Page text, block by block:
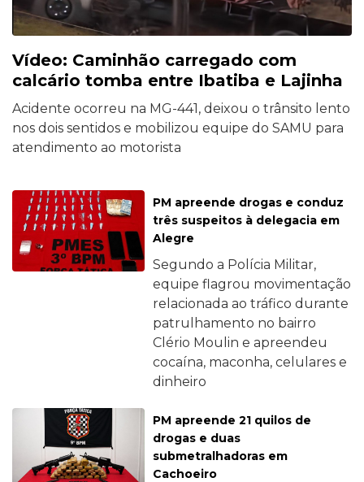
Vídeo: Caminhão carregado com
calcário tomba entre Ibatiba e Lajinha
Acidente ocorreu na MG-441, deixou o trânsito lento
nos dois sentidos e mobilizou equipe do SAMU para
atendimento ao motorista
PM apreende drogas e conduz
três suspeitos à delegacia em
Alegre
Segundo a Polícia Militar,
equipe flagrou movimentação
relacionada ao tráfico durante
patrulhamento no bairro
Clério Moulin e apreendeu
cocaína, maconha, celulares e
dinheiro
PM apreende 21 quilos de
drogas e duas
submetralhadoras em
Cachoeiro